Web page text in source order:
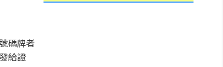
碼牌者
給證